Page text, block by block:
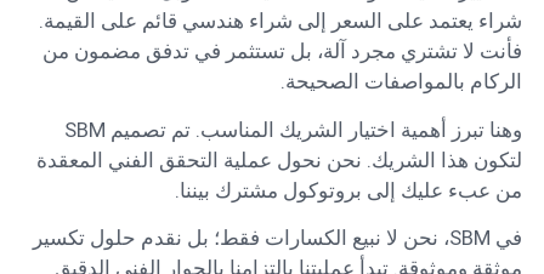
شراء يعتمد على السعر إلى شراء هندسي قائم على القيمة.
فأنت لا تشتري مجرد آلة، بل تستثمر في تدفق مضمون من
الركام بالمواصفات الصحيحة.
وهنا تبرز أهمية اختيار الشريك المناسب. تم تصميم SBM
لتكون هذا الشريك. نحن نحول عملية التحقق الفني المعقدة
من عبء عليك إلى بروتوكول مشترك بيننا.
في SBM، نحن لا نبيع الكسارات فقط؛ بل نقدم حلول تكسير
موثقة وموثوقة. تبدأ عمليتنا بالتزامنا بالحوار الفني الدقيق